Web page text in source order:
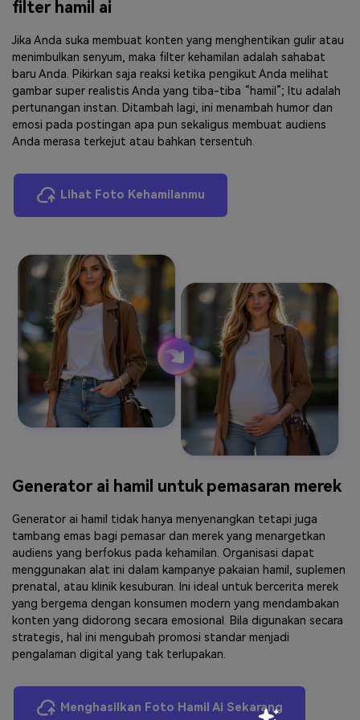
filter hamil ai
Jika Anda suka membuat konten yang menghentikan gulir atau
menimbulkan senyum, maka filter kehamilan adalah sahabat
baru Anda. Pikirkan saja reaksi ketika pengikut Anda melihat
gambar super realistis Anda yang tiba-tiba “hamil”; Itu adalah
pertunangan instan. Ditambah lagi, ini menambah humor dan
emosi pada postingan apa pun sekaligus membuat audiens
Anda merasa terkejut atau bahkan tersentuh.
Lihat Foto Kehamilanmu
Generator ai hamil untuk pemasaran merek
Generator ai hamil tidak hanya menyenangkan tetapi juga
tambang emas bagi pemasar dan merek yang menargetkan
audiens yang berfokus pada kehamilan. Organisasi dapat
menggunakan alat ini dalam kampanye pakaian hamil, suplemen
prenatal, atau klinik kesuburan. Ini ideal untuk bercerita merek
yang bergema dengan konsumen modern yang mendambakan
konten yang didorong secara emosional. Bila digunakan secara
strategis, hal ini mengubah promosi standar menjadi
pengalaman digital yang tak terlupakan.
Menghasilkan Foto Hamil Ai Sekarang